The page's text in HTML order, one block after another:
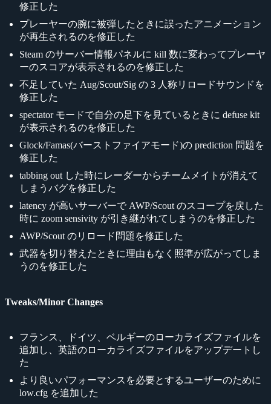
修正した
プレーヤーの腕に被弾したときに誤ったアニメーション
が再生されるのを修正した
Steam のサーバー情報パネルに kill 数に変わってプレーヤ
ーのスコアが表示されるのを修正した
不足していた Aug/Scout/Sig の 3 人称リロードサウンドを
修正した
spectator モードで自分の足下を見ているときに defuse kit
が表示されるのを修正した
Glock/Famas(バーストファイアモード)の prediction 問題を
修正した
tabbing out した時にレーダーからチームメイトが消えて
しまうバグを修正した
latency が高いサーバーで AWP/Scout のスコープを戻した
時に zoom sensivity が引き継がれてしまうのを修正した
AWP/Scout のリロード問題を修正した
武器を切り替えたときに理由もなく照準が広がってしま
うのを修正した
Tweaks/Minor Changes
フランス、ドイツ、ベルギーのローカライズファイルを
追加し、英語のローカライズファイルをアップデートし
た
より良いパフォーマンスを必要とするユーザーのために
low.cfg を追加した